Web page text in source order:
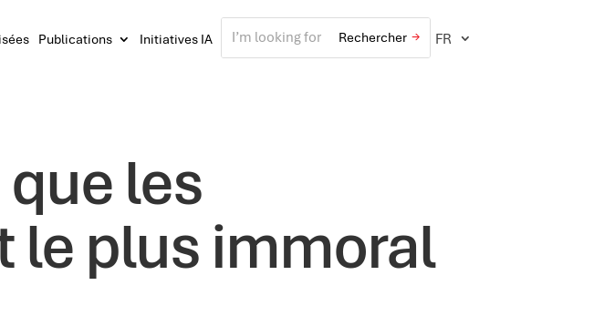
Publications Initiatives IA FR
les
le plus immoral